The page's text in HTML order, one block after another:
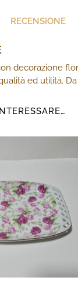
RECENSIONE
decorazione
ed utilità.